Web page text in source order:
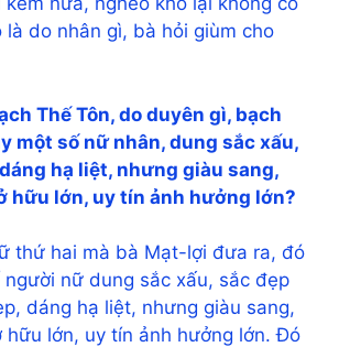
do nhân gì, bà hỏi giùm cho
Thế Tôn, do duyên gì, bạch
một số nữ nhân, dung sắc xấu,
hạ liệt, nhưng giàu sang,
hữu lớn, uy tín ảnh hưởng lớn?
thứ hai mà bà Mạt-lợi đưa ra, đó
nữ dung sắc xấu, sắc đẹp
dáng hạ liệt, nhưng giàu sang,
hữu lớn, uy tín ảnh hưởng lớn. Đó